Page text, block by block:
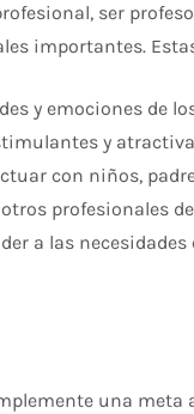
ser
importantes.
y emociones de
y
con niños,
profesionales
a las
una meta